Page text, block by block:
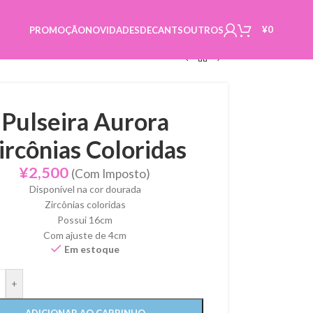
PROMOÇÃONOVIDADESDECANTSOUTROS ¥0
Pulseira Aurora
Coloridas
¥2,500 (Com Imposto)
Disponível na cor dourada
Zircônias coloridas
Possui 16cm
Com ajuste de 4cm
Em estoque
+